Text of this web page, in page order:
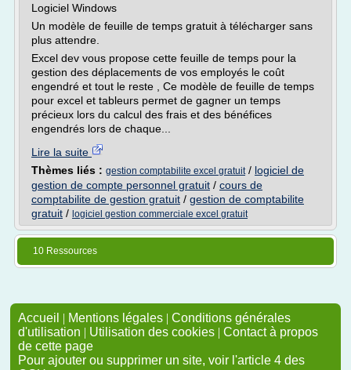
Logiciel Windows
Un modèle de feuille de temps gratuit à télécharger sans
plus attendre.
Excel dev vous propose cette feuille de temps pour la
gestion des déplacements de vos employés le coût
engendré et tout le reste , Ce modèle de feuille de temps
pour excel et tableurs permet de gagner un temps
précieux lors du calcul des frais et des bénéfices
engendrés lors de chaque...
Lire la suite
Thèmes liés : gestion comptabilite excel gratuit/ logiciel de
gestion de compte personnel gratuit / cours de
comptabilite de gestion gratuit / gestion de comptabilite
gratuit / logiciel gestion commerciale excel gratuit
10 Ressources
Accueil | Mentions légales | Conditions générales
d'utilisation | Utilisation des cookies | Contact à propos
de cette page
Pour ajouter ou supprimer un site, voir l'article 4 des